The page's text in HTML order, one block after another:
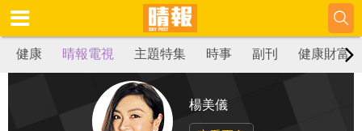
健康 晴報電視 主題特集 時事 副刊 健康財富
楊美儀